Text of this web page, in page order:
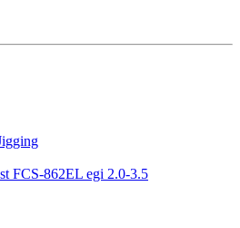
FCS-862EL egi 2.0-3.5